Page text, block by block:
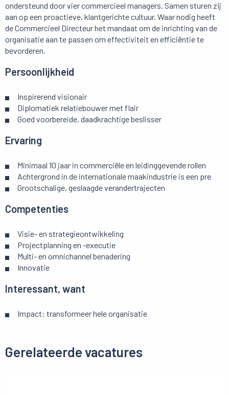
ondersteund door vier commercieel managers. Samen sturen zij
aan op een proactieve, klantgerichte cultuur. Waar nodig heeft
de Commercieel Directeur het mandaat om de inrichting van de
organisatie aan te passen om effectiviteit en efficiëntie te
bevorderen.
Persoonlijkheid
Inspirerend visionair
Diplomatiek relatiebouwer met flair
Goed voorbereide, daadkrachtige beslisser
Ervaring
Minimaal 10 jaar in commerciële en leidinggevende rollen
Achtergrond in de internationale maakindustrie is een pre
Grootschalige, geslaagde verandertrajecten
Competenties
Visie- en strategieontwikkeling
Projectplanning en -executie
Multi- en omnichannel benadering
Innovatie
Interessant, want
Impact: transformeer hele organisatie
Gerelateerde vacatures